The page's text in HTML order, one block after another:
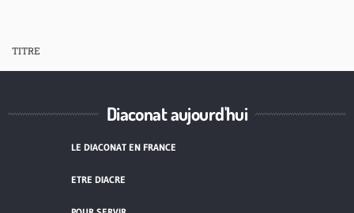
TITRE
Diaconat aujourd'hui
LE DIACONAT EN FRANCE
ETRE DIACRE